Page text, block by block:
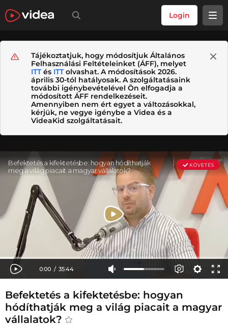
Login
Tájékoztatjuk, hogy módosítjuk Általános
Felhasználási Feltételeinket (ÁFF), melyet
ITTés ITTolvashat. A módosítások 2026.
április 30-tól hatályosak. A szolgáltatásaink
további igénybevételével Ön elfogadja a
módosított ÁFF rendelkezéseit.
Amennyiben nem ért egyet a változásokkal,
kérjük, ne vegye igénybe a Videa és a
VideaKid szolgáltatásait.
Befektetés a kifektetésbe: hogyan
hódíthatják meg a világ piacait a magyar
vállalatok?